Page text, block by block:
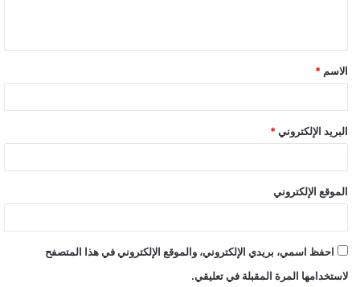
ق
*
الاسم *
البريد الإلكتروني *
الموقع الإلكتروني
احفظ اسمي، بريدي الإلكتروني، والموقع الإلكتروني في هذا المتصفح
لاستخدامها المرة المقبلة في تعليقي.